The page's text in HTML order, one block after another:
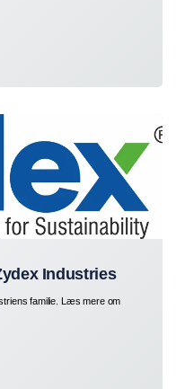
Industries
familie. Læs mere om